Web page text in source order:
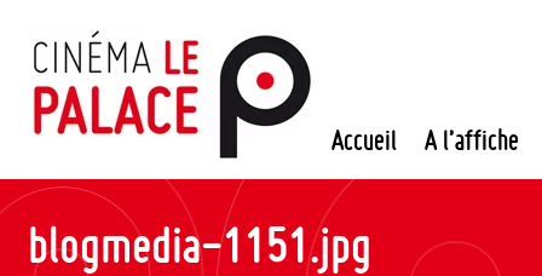
contenu
Accueil A l’affiche
blogmedia-1151.jpg